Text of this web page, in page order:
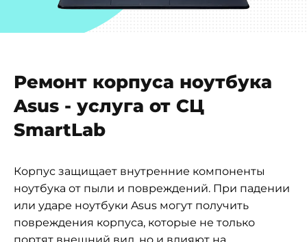
Ремонт корпуса ноутбука
Asus - услуга от СЦ
SmartLab
Корпус защищает внутренние компоненты
ноутбука от пыли и повреждений. При падении
или ударе ноутбуки Asus могут получить
повреждения корпуса, которые не только